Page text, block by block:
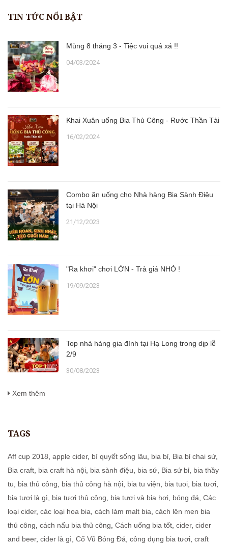
TIN TỨC NỔI BẬT
Mùng 8 tháng 3 - Tiệc vui quá xá !!
04/03/2024
Khai Xuân uống Bia Thủ Công - Rước Thần Tài
16/02/2024
Combo ăn uống cho Nhà hàng Bia Sành Điệu
tại Hà Nội
21/12/2023
"Ra khơi" chơi LỚN - Trả giá NHỎ !
19/09/2023
Top nhà hàng gia đình tại Hạ Long trong dịp lễ
2/9
30/08/2023
Xem thêm
TAGS
Aff cup 2018 apple cider, bí quyết sống lâu bia bỉ Bia bỉ chai sứ
Bia craft bia craft hà nội bia sành điệu bia sứ Bia sứ bỉ bia thầy
tu
bia thủ công bia thủ công hà nội bia tu viện bia tuoi bia tươi
bia tươi là gì
bia tươi thủ công bia tươi và bia hơi bóng đá Các
loại cider, các loại hoa bia cách làm malt bia cách lên men bia
thủ công cách nấu bia thủ công Cách uống bia tốt cider, cider
and beer, cider là gì Cổ Vũ Bóng Đá công dụng bia tươi craft